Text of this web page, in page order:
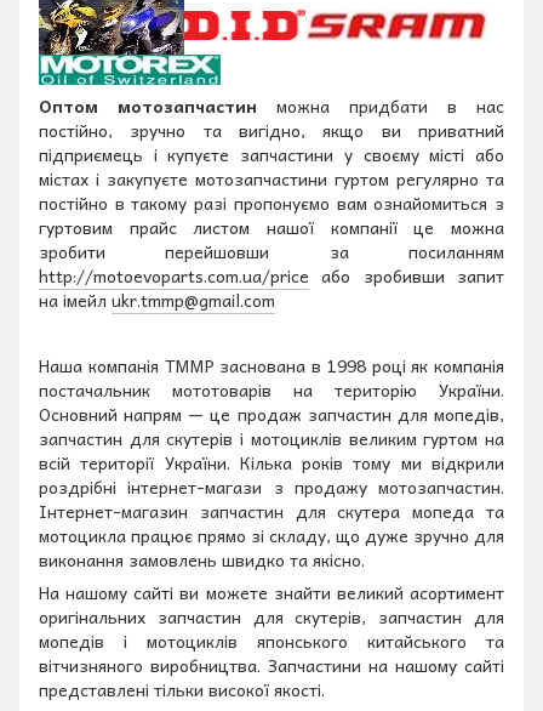
Оптом мотозапчастин можна придбати в нас
постійно, зручно та вигідно, якщо ви приватний
підприємець і купуєте запчастини у своєму місті або
містах і закупуєте мотозапчастини гуртом регулярно та
постійно в такому разі пропонуємо вам ознайомиться з
гуртовим прайс листом нашої компанії це можна
зробити перейшовши за посиланням
http://motoevoparts.com.ua/price або зробивши запит
на імейл ukr.tmmp@gmail.com
Наша компанія ТММР заснована в 1998 році як компанія
постачальник мототоварів на територію України.
Основний напрям — це продаж запчастин для мопедів,
запчастин для скутерів і мотоциклів великим гуртом на
всій території України. Кілька років тому ми відкрили
роздрібні інтернет-магази з продажу мотозапчастин.
Інтернет-магазин запчастин для скутера мопеда та
мотоцикла працює прямо зі складу, що дуже зручно для
виконання замовлень швидко та якісно.
На нашому сайті ви можете знайти великий асортимент
оригінальних запчастин для скутерів, запчастин для
мопедів і мотоциклів японського китайського та
вітчизняного виробництва. Запчастини на нашому сайті
представлені тільки високої якості.